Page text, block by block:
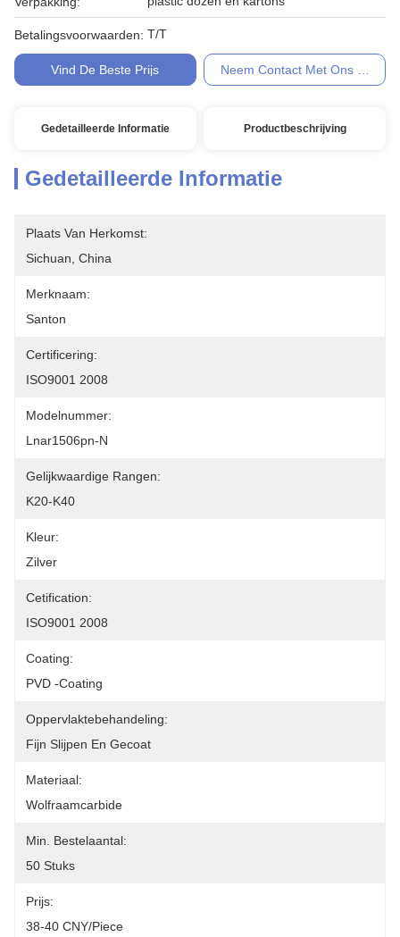
Betalingsvoorwaarden: T/T
Vind De Beste Prijs Neem Contact Met Ons Op
Gedetailleerde Informatie Productbeschrijving
Gedetailleerde Informatie
Plaats Van Herkomst:
Sichuan, China
Merknaam:
Santon
Certificering:
ISO9001 2008
Modelnummer:
Lnar1506pn-N
Gelijkwaardige Rangen:
K20-K40
Kleur:
Zilver
Cetification:
ISO9001 2008
Coating:
PVD -coating
Oppervlaktebehandeling:
Fijn Slijpen En Gecoat
Materiaal:
Wolfraamcarbide
Min. Bestelaantal:
50 Stuks
Prijs:
38-40 CNY/piece